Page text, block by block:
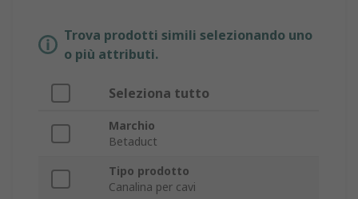
Trova prodotti simili selezionando uno
o più attributi.
Seleziona tutto
Marchio
Betaduct
Tipo prodotto
Canalina per cavi